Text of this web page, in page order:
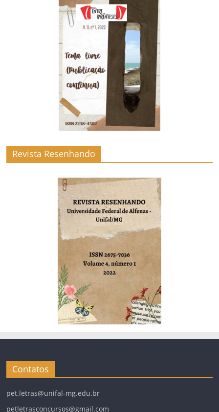
Revista Resenhando
Contatos
pet.letras@unifal-mg.edu.br
petletrasconcursos@gmail.com